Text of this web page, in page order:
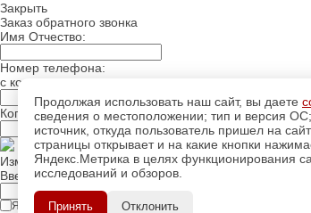
Продолжая использовать наш сайт, вы даете
сведения о местоположении; тип и версия
источник, откуда пользователь пришел на
страницы открывает и на какие кнопки
Яндекс.Метрика в целях функционирования
исследований и обзоров.
Принять Отклонить
Закрыть
Заказ обратного звонка
Имя Отчество:
Номер телефона:
с кодом города
Когда позвонить?
Изменить число
Введите текст с картинки:
Я принимаю условия политики конфиденциальности